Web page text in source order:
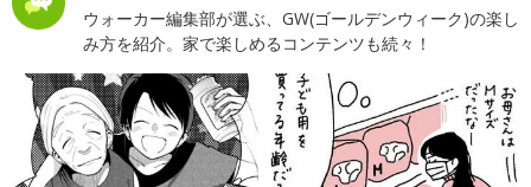
ウォーカー編集部が選ぶ、GW(ゴールデンウィーク)の楽し
み方を紹介。家で楽しめるコンテンツも続々！